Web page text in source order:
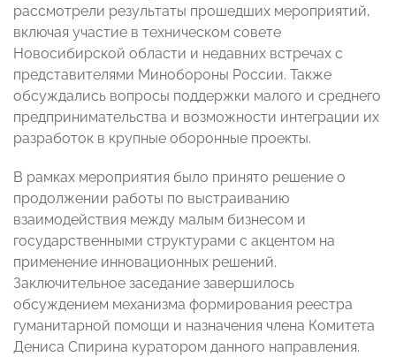
рассмотрели результаты прошедших мероприятий,
включая участие в техническом совете
Новосибирской области и недавних встречах с
представителями Минобороны России. Также
обсуждались вопросы поддержки малого и среднего
предпринимательства и возможности интеграции их
разработок в крупные оборонные проекты.
В рамках мероприятия было принято решение о
продолжении работы по выстраиванию
взаимодействия между малым бизнесом и
государственными структурами с акцентом на
применение инновационных решений.
Заключительное заседание завершилось
обсуждением механизма формирования реестра
гуманитарной помощи и назначения члена Комитета
Дениса Спирина куратором данного направления.